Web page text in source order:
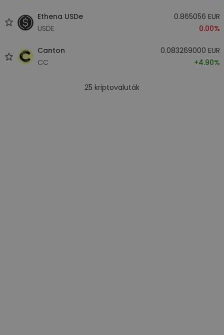
Ethena USDe
USDE
0.865056 EUR
0.00%
Canton
CC
0.083269000 EUR
+4.90%
25 kriptovaluták